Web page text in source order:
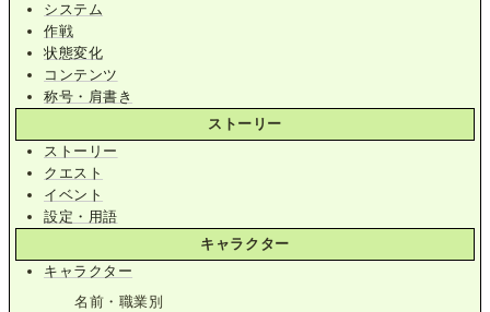
システム
作戦
状態変化
コンテンツ
称号・肩書き
ストーリー
ストーリー
クエスト
イベント
設定・用語
キャラクター
キャラクター
名前・職業別